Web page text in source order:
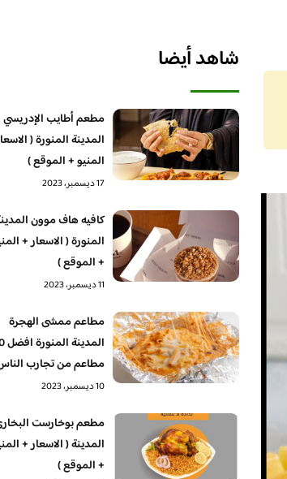
شاهد أيضا
مطعم أطايب الإدريسي
المدينة المنورة (
المنيو + الموقع )
17 ديسمبر، 2023
كافيه هاف موون
المنورة ( الاسعار +
+ الموقع )
11 ديسمبر، 2023
مطاعم ممشى الهجرة
مطاعم من تجارب
10 ديسمبر، 2023
مطعم بوخارست
المدينة ( الاسعار +
+ الموقع )